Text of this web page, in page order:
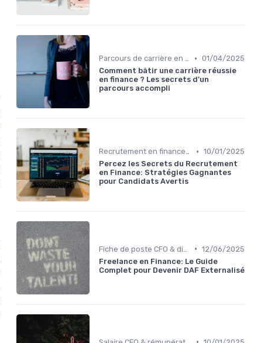
Parcours de carrière en finance • 01/04/2025
Comment bâtir une carrière réussie
en finance ? Les secrets d'un
parcours accompli
Recrutement en finance d’entreprise • 10/01/2025
Percez les Secrets du Recrutement
en Finance: Stratégies Gagnantes
pour Candidats Avertis
• 12/06/2025
Freelance en Finance: Le Guide
Complet pour Devenir DAF Externalisé